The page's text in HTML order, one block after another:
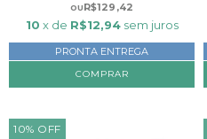
R$129,42
10 x de R$12,94 sem juros
PRONTA ENTREGA
COMPRAR
10% OFF